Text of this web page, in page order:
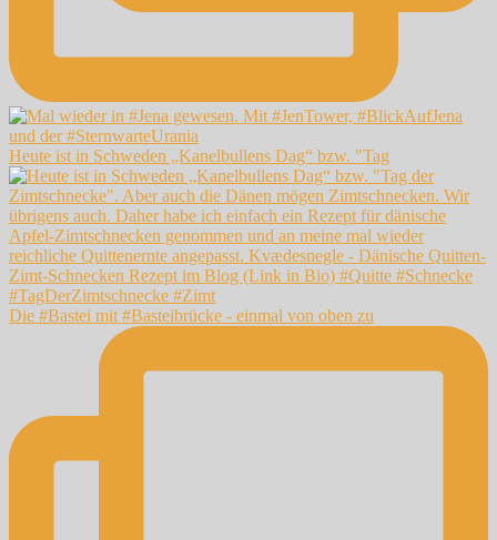
Heute ist in Schweden „Kanelbullens Dag“ bzw. "Tag
Die #Bastei mit #Basteibrücke - einmal von oben zu